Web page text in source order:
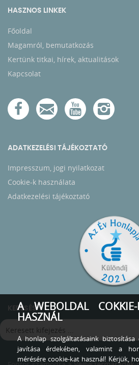
HASZNOS LINKEK
Főoldal
Magamról, bemutatkozás
Kertünk titkai, hírek, aktualitások
Kapcsolat
ADATKEZELÉSI TÁJÉKOZTATÓ
Impresszum, jogi nyilatkozat
Cookie-k használata
Adatkezelési tájékoztató
KERESÉS
A WEBOLDAL
HASZNÁL
A honlap szolgáltatásaink biztosítása
javítása érdekében, valamint a
mérésére cookie-kat használ! Kérjük,